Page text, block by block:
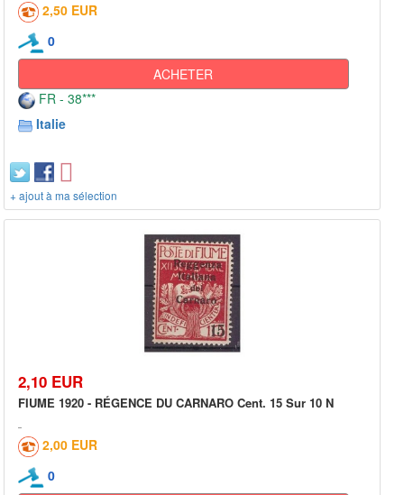
2,50 EUR
0
ACHETER
FR - 38***
Italie
+ ajout à ma sélection
2,10 EUR
FIUME 1920 - RÉGENCE DU CARNARO Cent. 15 Sur 10 N
2,00 EUR
0